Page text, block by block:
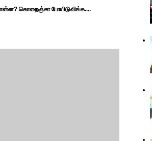
என்ன? கொறைஞ்சா போயிடுவிங்க....